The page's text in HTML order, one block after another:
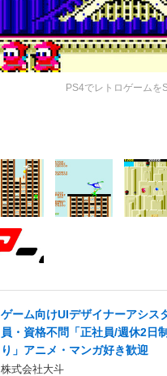
PS4でレトロゲームを
ゲーム向けUIデザイナーアシス
員・資格不問「正社員/週休2日
り」アニメ・マンガ好き歓迎
株式会社大斗